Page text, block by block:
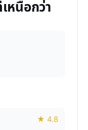
หนือกว่า
★ 4.8